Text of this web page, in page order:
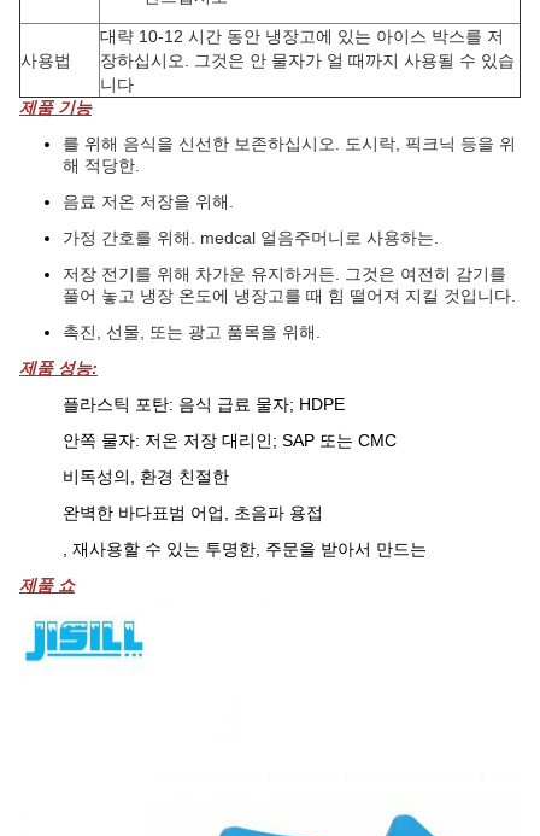
사용법
대략 10-12 시간 동안 냉장고에 있는 아이스 박스를 저
장하십시오. 그것은 안 물자가 얼 때까지 사용될 수 있습
니다
제품 기능
를 위해 음식을 신선한 보존하십시오. 도시락, 픽크닉 등을 위
해 적당한.
음료 저온 저장을 위해.
가정 간호를 위해. medcal 얼음주머니로 사용하는.
저장 전기를 위해 차가운 유지하거든. 그것은 여전히 감기를
풀어 놓고 냉장 온도에 냉장고를 때 힘 떨어져 지킬 것입니다.
촉진, 선물, 또는 광고 품목을 위해.
제품 성능:
플라스틱 포탄: 음식 급료 물자; HDPE
안쪽 물자: 저온 저장 대리인; SAP 또는 CMC
비독성의, 환경 친절한
완벽한 바다표범 어업, 초음파 용접
, 재사용할 수 있는 투명한, 주문을 받아서 만드는
제품 쇼